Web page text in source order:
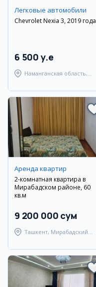
Легковые автомобили
Chevrolet Nexia 3, 2019 года
6 500 y.e
Наманганская область,
Аренда квартир
2-комнатная квартира в
Мирабадском районе, 60
кв.м
9 200 000 сум
Ташкент, Мирабадский